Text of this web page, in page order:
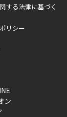
いても、通常と
ご確認くださ
使用してご準備
舗よりお取り
となる為、商品
しておりませ
せていただきま
する法律に基づく
リシー